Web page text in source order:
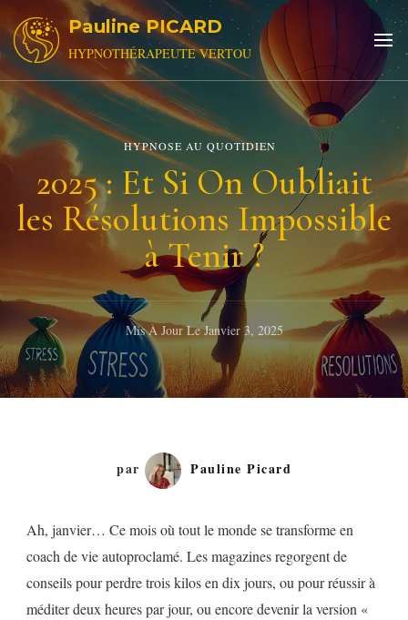
Pauline PICARD
HYPNOTHÉRAPEUTE VERTOU
HYPNOSE AU QUOTIDIEN
2025 : Et Si On Oubliait
les Résolutions Impossible
à Tenir ?
Mis À Jour LeJanvier 3, 2025
par Pauline Picard
Ah, janvier… Ce mois où tout le monde se transforme en
coach de vie autoproclamé. Les magazines regorgent de
conseils pour perdre trois kilos en dix jours, ou pour réussir à
méditer deux heures par jour, ou encore devenir la version «